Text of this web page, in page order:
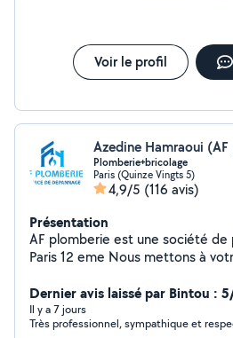
mettrai en œuvre ce que je sais
Voir le profil
Azedine Hamraoui
Plomberie+bricolage
Paris (Quinze Vingts 5)
4,9/5 (116 avis)
Présentation
AF plomberie est une société de
Paris 12 eme Nous mettons à votre service notre savoir-
installation, dépannage et entretien
prestations couvrent : Réparation de fuites d'eau
Installation et entretien de chauffe-eau
Dernier avis laissé par Bintou :
Il y a 7 jours
Très professionnel, sympathique et